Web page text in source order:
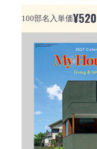
100部名入単価¥520